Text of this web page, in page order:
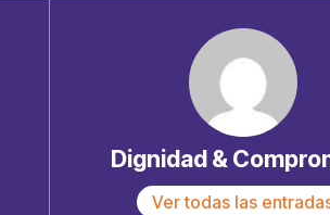
Dignidad &
Ver todas las